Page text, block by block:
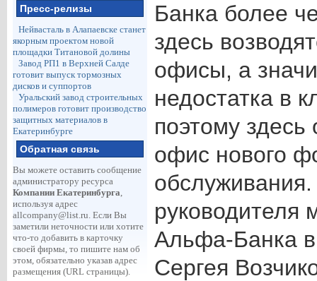
Пресс-релизы
Нейвасталь в Алапаевске станет
якорным проектом новой
площадки Титановой долины
Завод РП1 в Верхней Салде
готовит выпуск тормозных
дисков и суппортов
Уральский завод строительных
полимеров готовит производство
защитных материалов в
Екатеринбурге
Обратная связь
Вы можете оставить сообщение
администратору ресурса
Компании Екатеринбурга,
используя адрес
allcompany@list.ru. Если Вы
заметили неточности или хотите
что-то добавить в карточку
своей фирмы, то пишите нам об
этом, обязательно указав адрес
размещения (URL страницы).
Банка более
здесь
офисы, а
недостатка в
поэтому
офис нового
руководителя
Альфа-Банка в
Сергея